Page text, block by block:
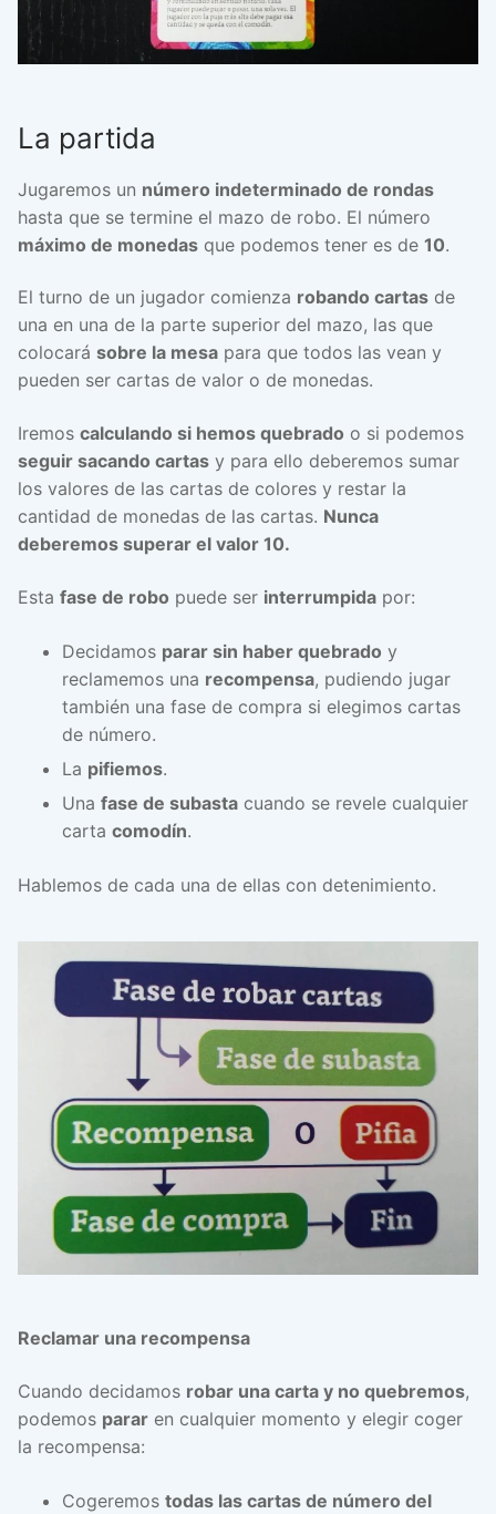
La partida
Jugaremos un número indeterminado de rondas
hasta que se termine el mazo de robo. El número
máximo de monedas que podemos tener es de 10.
El turno de un jugador comienza robando cartas de
una en una de la parte superior del mazo, las que
colocará sobre la mesa para que todos las vean y
pueden ser cartas de valor o de monedas.
Iremos calculando si hemos quebrado o si podemos
seguir sacando cartas y para ello deberemos sumar
los valores de las cartas de colores y restar la
cantidad de monedas de las cartas. Nunca
deberemos superar el valor 10.
Esta fase de robo puede ser interrumpida por:
Decidamos parar sin haber quebrado y
reclamemos una recompensa, pudiendo jugar
también una fase de compra si elegimos cartas
de número.
La pifiemos.
Una fase de subasta cuando se revele cualquier
carta comodín.
Hablemos de cada una de ellas con detenimiento.
Reclamar una recompensa
Cuando decidamos robar una carta y no quebremos,
podemos parar en cualquier momento y elegir coger
la recompensa:
Cogeremos todas las cartas de número del